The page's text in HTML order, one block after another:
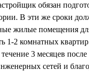
обязан
В эти же сроки
жилые помещения
1-2 комнатных
3 месяцев
сетей и